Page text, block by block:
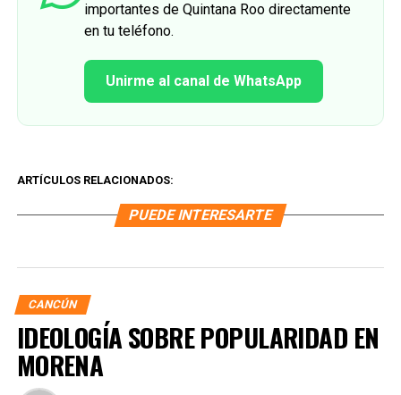
importantes de Quintana Roo directamente
en tu teléfono.
Unirme al canal de WhatsApp
ARTÍCULOS RELACIONADOS:
PUEDE INTERESARTE
CANCÚN
IDEOLOGÍA SOBRE POPULARIDAD EN
MORENA